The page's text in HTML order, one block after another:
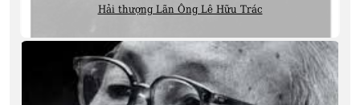
Hải thượng Lãn Ông Lê Hữu Trác